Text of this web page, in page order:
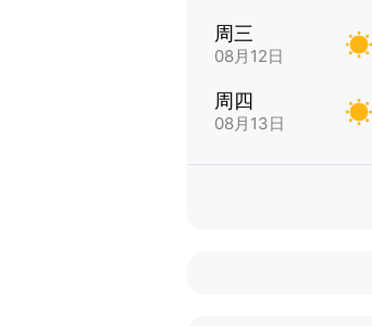
周三
08月12日
周四
08月13日